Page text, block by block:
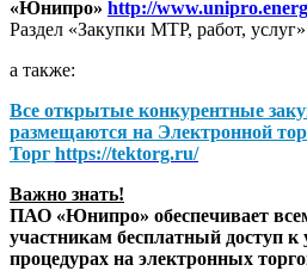
«Юнипро» http://
Раздел «Закупки МТР, работ,
а также:
Все открытые конкурентные
размещаются на Электронной
Торг https://tektorg.ru/
Важно знать!
ПАО «Юнипро» обеспечивает
участникам бесплатный доступ
процедурах на электронных